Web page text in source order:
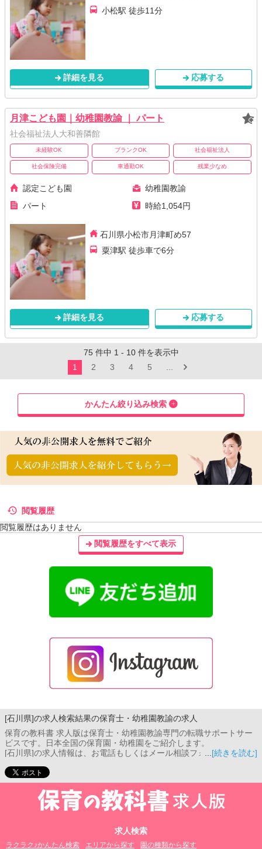
小松駅 徒歩11分
詳細を見る 応募する
月津こども園｜幼稚園教諭 ｜ パート
社会福祉法人大和善隣館
未経験OK ブランクOK 社会福祉法人
社会保険完備 車通勤OK 残業少なめ
認定こども園
幼稚園教諭
パート
時給1,054円
石川県小松市月津町め57
粟津駅 徒歩車で6分
詳細を見る 応募する
75件中 1 - 10件を表示中
1
2 3 4 5
かんたん絞り込み検索
閲覧履歴
閲覧履歴はありません
閲覧履歴をすべて表示
[石川県]の求人検索結果の保育士・幼稚園教諭の求人
保育の教科書 求人版は保育士・幼稚園教諭専門の転職サポートサー
ビスです。日本全国の保育園・幼稚園をご紹介します。
[石川県]の求人情報は、お電話もしくはメール相談フォームよりお問
たのご希望に合った保育園をご紹介します。
[続きを読む]
求人検索
ラクラク♪かんたん検索 エリアから探す 園の種類から探す